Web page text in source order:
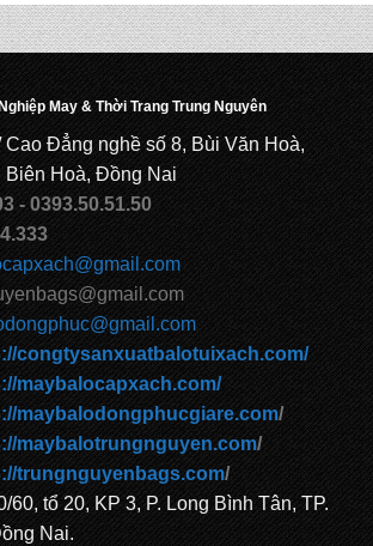
May & Thời Trang Trung Nguyên
Đẳng nghề số 8, Bùi Văn Hoà,
Biên Hoà, Đồng Nai
- 0393.50.51.50
congtysanxuatbalotuixach.com/
maybalocapxach.com/
maybalodongphucgiare.com/
maybalotrungnguyen.com/
trungnguyenbags.com/
60, tổ 20, KP 3, P. Long Bình Tân, TP.
Nai.